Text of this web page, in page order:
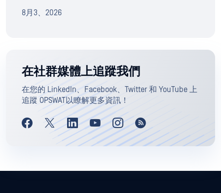
8月3、2026
在社群媒體上追蹤我們
在您的 LinkedIn、Facebook、Twitter 和 YouTube 上
追蹤 OPSWAT以瞭解更多資訊！